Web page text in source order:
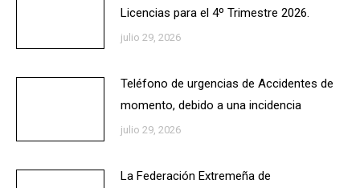
Licencias para el 4º Trimestre 2026.
julio 29, 2026
Teléfono de urgencias de Accidentes de
momento, debido a una incidencia
julio 29, 2026
La Federación Extremeña de